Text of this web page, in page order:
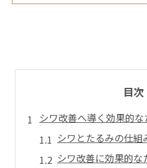
目次
シワ改善へ導く効果的
シワとたるみの仕
シワ改善に効果的